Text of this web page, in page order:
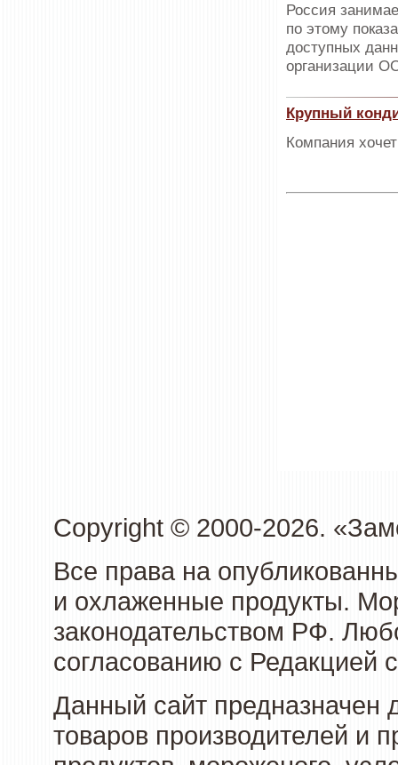
Россия
по этому
доступных
организации
Крупный
Компания
Copyright © 2000-2026.
Все права на
и охлаженные продукты.
законодательством РФ.
согласованию с Редакцией
Данный сайт предназначен
товаров производителей и